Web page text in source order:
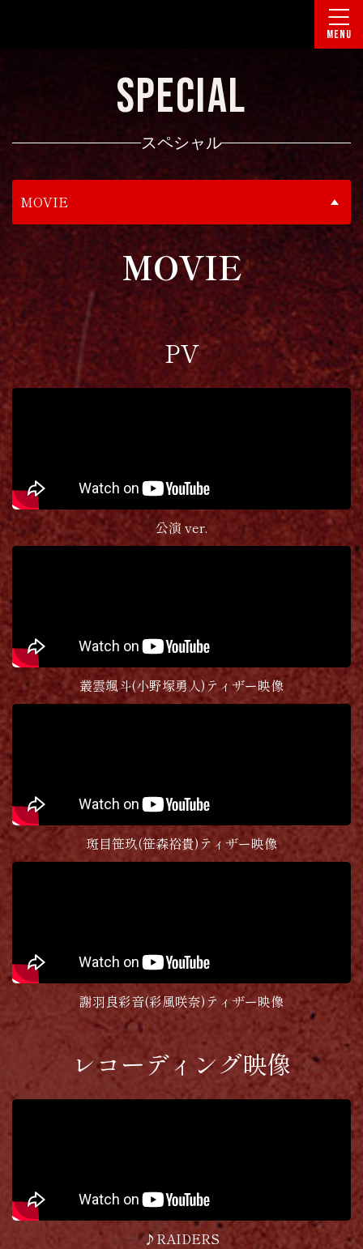
MENU
SPECIAL
スペシャル
MOVIE
MOVIE
PV
公演 ver.
叢雲颯斗(小野塚勇人)ティザー映像
斑目笹玖(笹森裕貴)ティザー映像
謝羽良彩音(彩風咲奈)ティザー映像
レコーディング映像
♪RAIDERS